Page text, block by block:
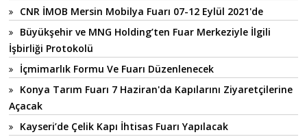
CNR İMOB Mersin Mobilya Fuarı 07-12 Eylül 2021'de
Büyükşehir ve MNG Holding’ten Fuar Merkeziyle İlgili
İşbirliği Protokolü
İçmimarlık Formu Ve Fuarı Düzenlenecek
Konya Tarım Fuarı 7 Haziran'da Kapılarını Ziyaretçilerine
Açacak
Kayseri’de Çelik Kapı İhtisas Fuarı Yapılacak